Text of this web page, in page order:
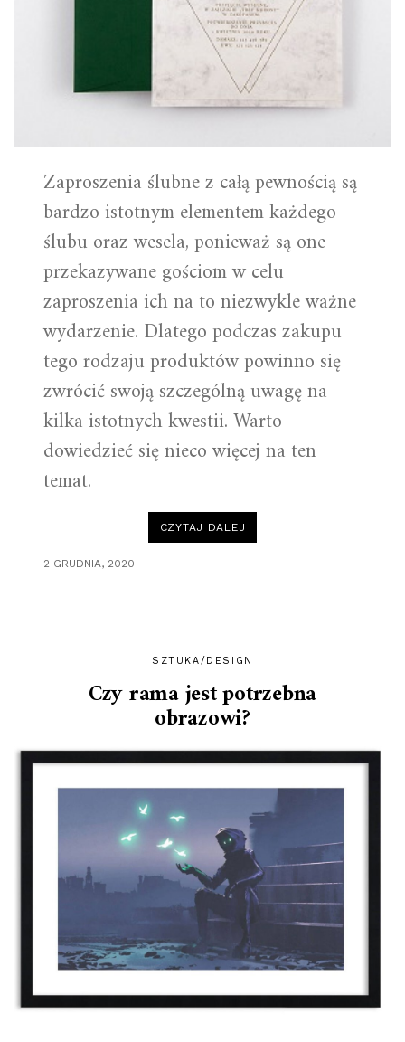
Zaproszenia ślubne z całą pewnością są
bardzo istotnym elementem każdego
ślubu oraz wesela, ponieważ są one
przekazywane gościom w celu
zaproszenia ich na to niezwykle ważne
wydarzenie. Dlatego podczas zakupu
tego rodzaju produktów powinno się
zwrócić swoją szczególną uwagę na
kilka istotnych kwestii. Warto
dowiedzieć się nieco więcej na ten
temat.
CZYTAJ DALEJ
2 GRUDNIA, 2020
SZTUKA/DESIGN
Czy rama jest potrzebna
obrazowi?